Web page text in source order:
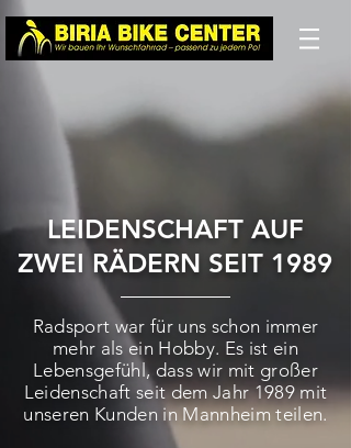
LEIDENSCHAFT AUF
ZWEI RÄDERN SEIT 1989
Radsport war für uns schon immer
mehr als ein Hobby. Es ist ein
Lebensgefühl, dass wir mit großer
Leidenschaft seit dem Jahr 1989 mit
unseren Kunden in Mannheim teilen.